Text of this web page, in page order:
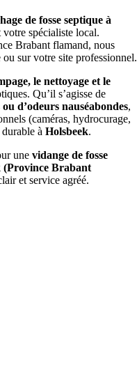
de fosse septique à
votre spécialiste local.
Brabant flamand, nous
sur votre site professionnel.
le nettoyage et le
Qu’il s’agisse de
d’odeurs nauséabondes,
(caméras, hydrocurage,
à Holsbeek.
une vidange de fosse
(Province Brabant
et service agréé.